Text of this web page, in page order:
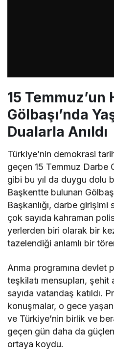
15 Temmuz’un
Gölbaşı’nda
Dualarla Anıldı
Türkiye’nin demokrasi
geçen 15 Temmuz Darbe
gibi bu yıl da duygu dolu
Başkentte bulunan
Başkanlığı, darbe girişimi
çok sayıda kahraman
yerlerden biri olarak bir
tazelendiği anlamlı bir
Anma programına devlet
teşkilatı mensupları,
sayıda vatandaş katıldı.
konuşmalar, o gece
ve Türkiye’nin birlik ve
geçen gün daha da
ortaya koydu.